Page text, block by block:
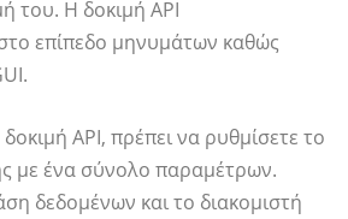
του. Η δοκιμή API
επίπεδο μηνυμάτων καθώς
API, πρέπει να ρυθμίσετε το
με ένα σύνολο παραμέτρων.
δεδομένων και το διακομιστή